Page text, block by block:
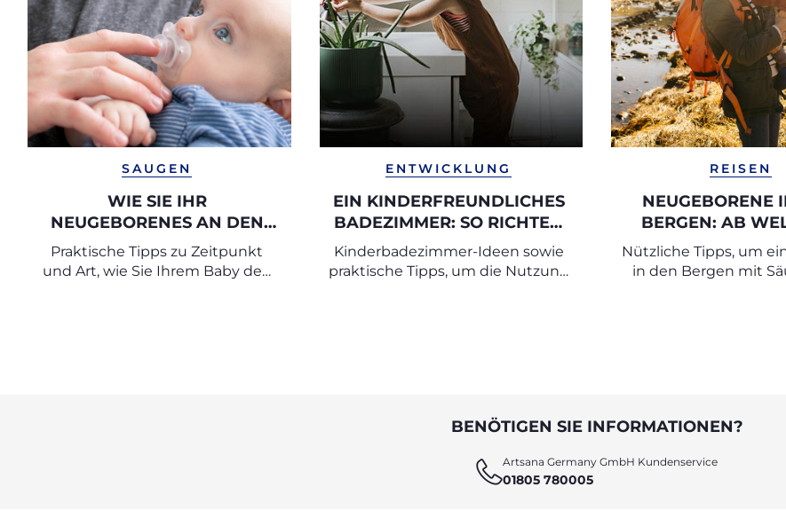
SAUGEN
WIE SIE IHR
NEUGEBORENES AN DEN
SCHNULLER GEWÖHNEN
Praktische Tipps zu Zeitpunkt
und Art, wie Sie Ihrem Baby den
ENTWICKLUNG
EIN KINDERFREUNDLICHES
BADEZIMMER: SO RICHTEN
SIE EIN
KINDERBADEZIMMER EIN
Kinderbadezimmer-Ideen sowie
praktische Tipps, um die Nutzung
REISEN
NEUGEBORENE
BERGEN: AB
ALTER UND
WELCHER
Nützliche Tipps, um
in den Bergen mit
BENÖTIGEN SIE INFORMATIONEN?
Artsana Germany GmbH Kundenservice
01805 780005